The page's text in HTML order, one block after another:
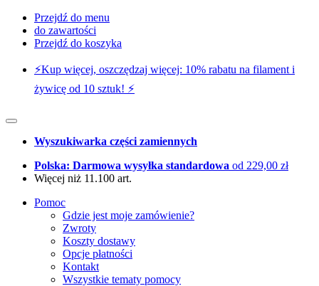
Przejdź do menu
do zawartości
Przejdź do koszyka
⚡️Kup więcej, oszczędzaj więcej: 10% rabatu na filament i
żywicę od 10 sztuk! ⚡️
Wyszukiwarka części zamiennych
Polska: Darmowa wysyłka standardowa od 229,00 zł
Więcej niż 11.100 art.
Pomoc
Gdzie jest moje zamówienie?
Zwroty
Koszty dostawy
Opcje płatności
Kontakt
Wszystkie tematy pomocy